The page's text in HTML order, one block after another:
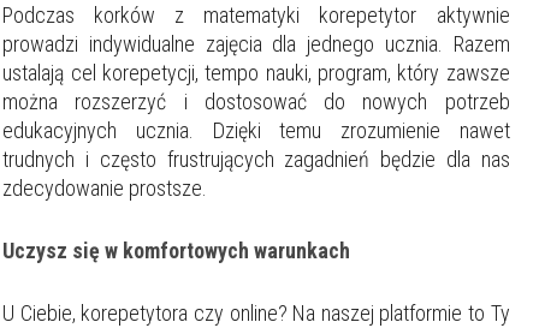
Podczas korków z matematyki korepetytor aktywnie
prowadzi indywidualne zajęcia dla jednego ucznia. Razem
ustalają cel korepetycji, tempo nauki, program, który zawsze
można rozszerzyć i dostosować do nowych potrzeb
edukacyjnych ucznia. Dzięki temu zrozumienie nawet
trudnych i często frustrujących zagadnień będzie dla nas
zdecydowanie prostsze.
Uczysz się w komfortowych warunkach
U Ciebie, korepetytora czy online? Na naszej platformie to Ty